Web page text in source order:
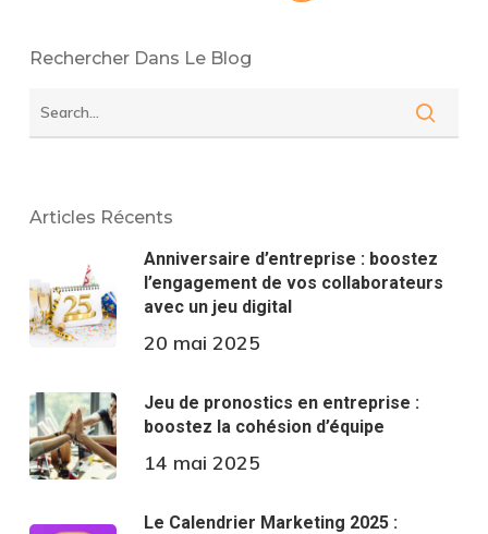
Rechercher Dans Le Blog
Articles Récents
Anniversaire d’entreprise : boostez
l’engagement de vos collaborateurs
avec un jeu digital
20 mai 2025
Jeu de pronostics en entreprise :
boostez la cohésion d’équipe
14 mai 2025
Le Calendrier Marketing 2025 :